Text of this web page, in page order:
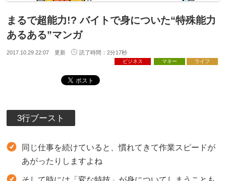
まるで超能力!? バイトで身についた“特殊能力
あるある”マンガ
2017.10.29 22:07 更新 読了時間：2分17秒
ビジネス マネー ライフ
3行ブースト
同じ仕事を続けていると、慣れてきて作業スピードが
あがったりしますよね